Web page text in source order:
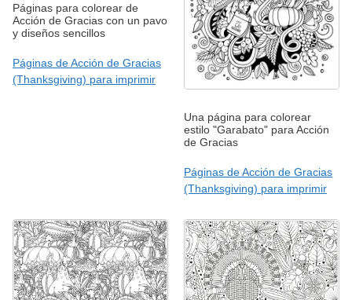
Páginas para colorear de
Acción de Gracias con un pavo
y diseños sencillos
Páginas de Acción de Gracias
(Thanksgiving) para imprimir
Una página para colorear
estilo "Garabato" para Acción
de Gracias
Páginas de Acción de Gracias
(Thanksgiving) para imprimir